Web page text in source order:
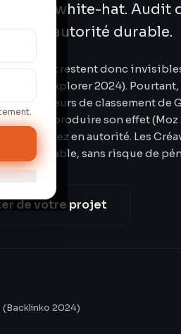
white-hat. Audit
autorité durable.
backlink et restent donc
Explorer 2024). Pourtant,
facteurs de classement de
jours à produire son effet (Moz
gagnez en autorité. Les
et durable, sans risque de
de votre projet
2024)